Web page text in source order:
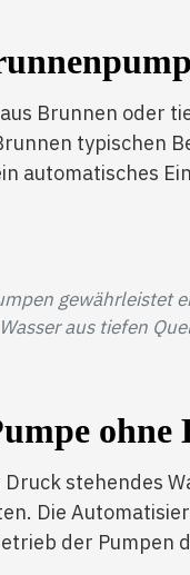
Brunnen oder
typischen
automatisches
gewährleistet
aus tiefen
ohne
stehendes
Die
der